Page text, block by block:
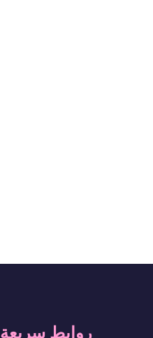
روابط سريعة